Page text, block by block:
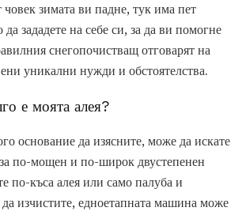
човек зимата ви падне, тук има пет
да зададете на себе си, за да ви помогне
снегопочистващ отговарят на
уникални нужди и обстоятелства.
е моята алея?
основание да изясните, може да искате
по-мощен и по-широк двустепенен
по-къса алея или само палуба и
да изчистите, едноетапната машина може